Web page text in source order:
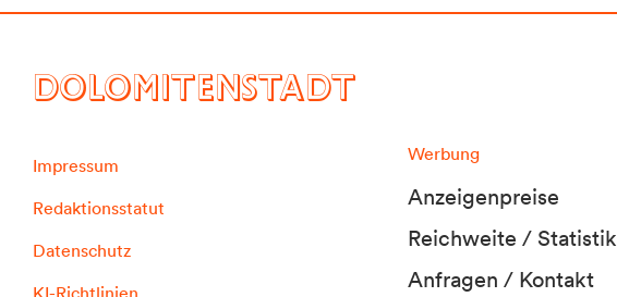
DOLOMITENSTADT
Impressum
Redaktionsstatut
Datenschutz
KI-Richtlinien
Werbung
Anzeigenpreise
Reichweite / Statistik
Anfragen / Kontakt